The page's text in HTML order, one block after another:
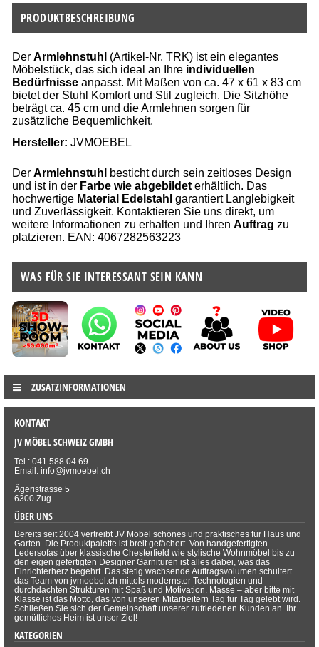
PRODUKTBESCHREIBUNG
Der Armlehnstuhl (Artikel-Nr. TRK) ist ein elegantes
Möbelstück, das sich ideal an Ihre individuellen
Bedürfnisse anpasst. Mit Maßen von ca. 47 x 61 x 83 cm
bietet der Stuhl Komfort und Stil zugleich. Die Sitzhöhe
beträgt ca. 45 cm und die Armlehnen sorgen für
zusätzliche Bequemlichkeit.
Hersteller: JVMOEBEL
Der Armlehnstuhl
besticht durch sein zeitloses Design
und ist in der Farbe wie abgebildet erhältlich. Das
hochwertige Material Edelstahl garantiert Langlebigkeit
und Zuverlässigkeit. Kontaktieren Sie uns direkt, um
weitere Informationen zu erhalten und Ihren Auftrag zu
platzieren. EAN: 4067282563223
WAS FÜR SIE INTERESSANT SEIN KANN
ZUSATZINFORMATIONEN
KONTAKT
JV MÖBEL SCHWEIZ GMBH
Tel.: 041 588 04 69
Email: info@jvmoebel.ch
Ägeristrasse 5
6300 Zug
ÜBER UNS
Bereits seit 2004 vertreibt JV Möbel schönes und praktisches für Haus und
Garten. Die Produktpalette ist breit gefächert. Von handgefertigten
Ledersofas über klassische Chesterfield wie stylische Wohnmöbel bis zu
den eigen gefertigten Designer Garnituren ist alles dabei, was das
Einrichterherz begehrt. Das stetig wachsende Auftragsvolumen schultert
das Team von jvmoebel.ch mittels modernster Technologien und
durchdachten Strukturen mit Spaß und Motivation. Masse – aber bitte mit
Klasse ist das Motto, das von unseren Mitarbeitern Tag für Tag gelebt wird.
Schließen Sie sich der Gemeinschaft unserer zufriedenen Kunden an. Ihr
gemütliches Heim ist unser Ziel!
KATEGORIEN